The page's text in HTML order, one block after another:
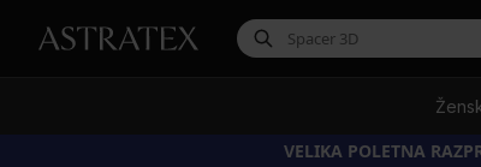
VELIKA POLETNA